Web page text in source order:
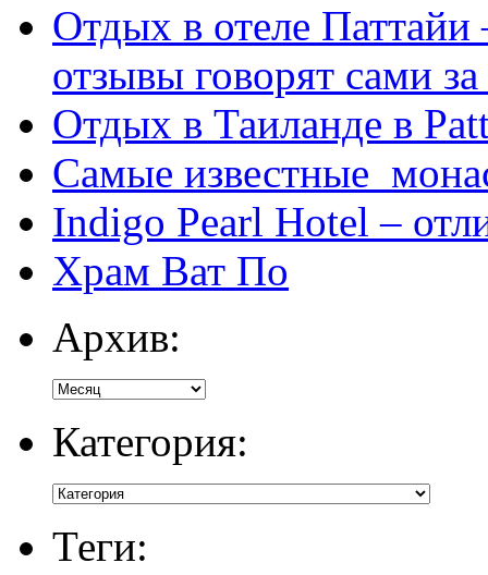
Отдых в отеле
отзывы говорят сами за
Отдых в Таиланде в
Самые известные
Indigo Pearl Hotel –
Храм Ват По
Архив:
Категория:
Теги: